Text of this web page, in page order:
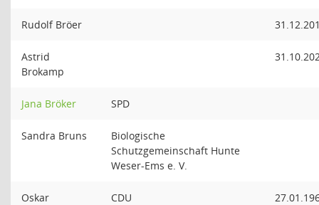
Rudolf Bröer
Astrid
Brokamp
Jana Bröker SPD
Sandra Bruns
Biologische
Schutzgemeinschaft Hunte
Weser-Ems e. V.
Oskar
CDU